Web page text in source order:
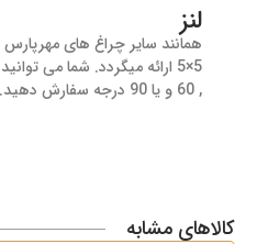
لنز
همانند سایر چراغ های مهرپارس
کالاهای مشابه